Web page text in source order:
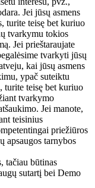
Jei jūsų asmens
turite teisę bet kuriuo
tvarkymu tokios
Jei prieštaraujate
tvarkyti jūsų
kai jūsų asmens
ypač suteiktu
turite teisę bet kuriuo
tvarkymo
Jei manote,
teisinius
priežiūros
apsaugos tarnybos
tačiau būtinas
sutartį bei Demo